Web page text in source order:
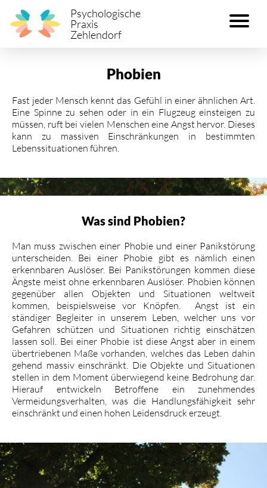
Psychologische
Praxis
Zehlendorf
Phobien
Fast jeder Mensch kennt das Gefühl in einer ähnlichen Art.
Eine Spinne zu sehen oder in ein Flugzeug einsteigen zu
müssen, ruft bei vielen Menschen eine Angst hervor. Dieses
kann zu massiven Einschränkungen in bestimmten
Lebenssituationen führen.
Was sind Phobien?
Man muss zwischen einer Phobie und einer Panikstörung
unterscheiden. Bei einer Phobie gibt es nämlich einen
erkennbaren Auslöser. Bei Panikstörungen kommen diese
Ängste meist ohne erkennbaren Auslöser. Phobien können
gegenüber allen Objekten und Situationen weltweit
kommen, beispielsweise vor Knöpfen. Angst ist ein
ständiger Begleiter in unserem Leben, welcher uns vor
Gefahren schützen und Situationen richtig einschätzen
lassen soll. Bei einer Phobie ist diese Angst aber in einem
übertriebenen Maße vorhanden, welches das Leben dahin
gehend massiv einschränkt. Die Objekte und Situationen
stellen in dem Moment überwiegend keine Bedrohung dar.
Hierauf entwickeln Betroffene ein zunehmendes
Vermeidungsverhalten, was die Handlungsfähigkeit sehr
einschränkt und einen hohen Leidensdruck erzeugt.